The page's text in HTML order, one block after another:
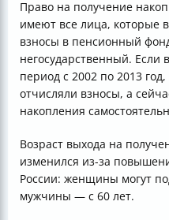
Право на получение
имеют все лица, которые
взносы в пенсионный
негосударственный.
период с 2002 по 2013
отчисляли взносы, а
накопления
Возраст выхода на
изменился из-за
России: женщины могут
мужчины — с 60 лет.